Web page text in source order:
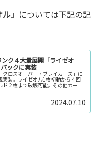
」 については下記の記
ンク４大量展開「ライゼオ
ックに実装
クロスオーバー・ブレイカーズ」に
実装。ライゼオル1枚初動から４回
ド２枚まで破壊可能。その他カード
2024.07.10